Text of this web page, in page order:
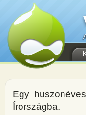
Egy
Írországba.